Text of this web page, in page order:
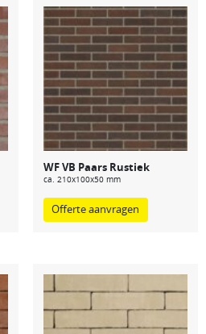
WF VB Paars Rustiek
ca. 210x100x50 mm
Offerte aanvragen